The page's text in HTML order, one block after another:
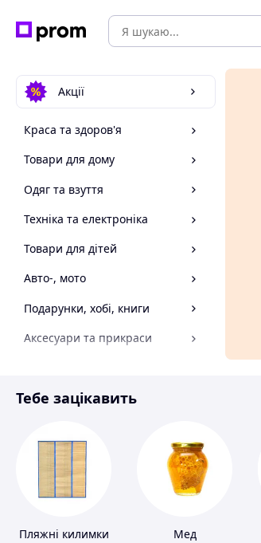
Акції
Краса та здоров'я
Товари для дому
Одяг та взуття
Техніка та електроніка
Товари для дітей
Авто-, мото
Подарунки, хобі, книги
Аксесуари та прикраси
Спорт і відпочинок
Тебе зацікавить
Пляжні килимки Мед